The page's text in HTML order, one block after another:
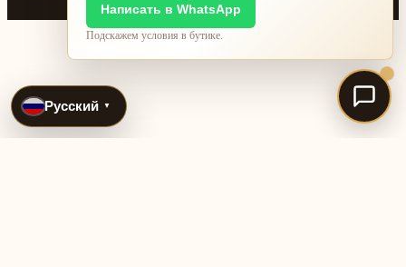
Русский ▼
Написать в WhatsApp
Подскажем условия в бутике.